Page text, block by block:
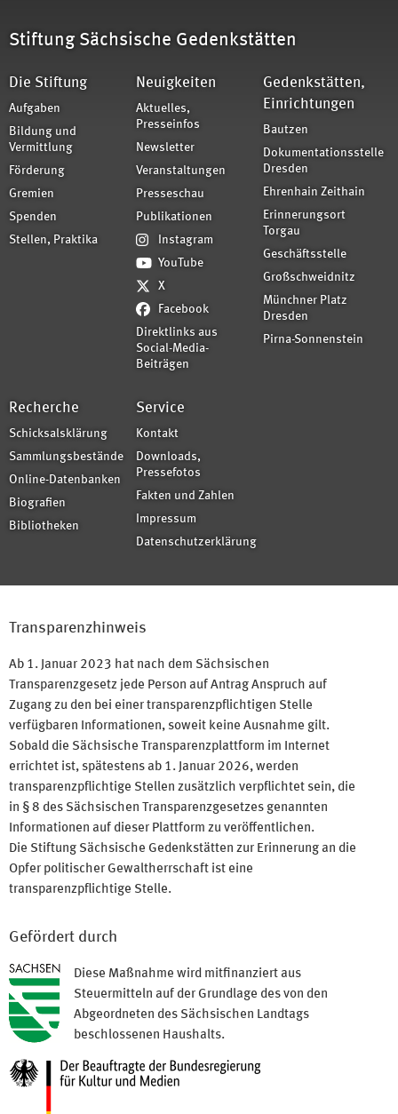
Stiftung Sächsische Gedenkstätten
Die Stiftung
Aufgaben
Bildung und
Vermittlung
Förderung
Gremien
Spenden
Stellen, Praktika
Neuigkeiten
Aktuelles,
Presseinfos
Newsletter
Veranstaltungen
Presseschau
Publikationen
Instagram
YouTube
X
Facebook
Direktlinks aus
Social-Media-
Beiträgen
Gedenkstätten,
Einrichtungen
Bautzen
Dokumentationsstelle
Dresden
Ehrenhain Zeithain
Erinnerungsort
Torgau
Geschäftsstelle
Großschweidnitz
Münchner Platz
Dresden
Pirna-Sonnenstein
Recherche
Schicksalsklärung
Sammlungsbestände
Online-Datenbanken
Biografien
Bibliotheken
Service
Kontakt
Downloads,
Pressefotos
Fakten und Zahlen
Impressum
Datenschutzerklärung
Transparenzhinweis
Ab 1. Januar 2023 hat nach dem Sächsischen
Transparenzgesetz jede Person auf Antrag Anspruch auf
Zugang zu den bei einer transparenzpflichtigen Stelle
verfügbaren Informationen, soweit keine Ausnahme gilt.
Sobald die Sächsische Transparenzplattform im Internet
errichtet ist, spätestens ab 1. Januar 2026, werden
transparenzpflichtige Stellen zusätzlich verpflichtet sein, die
in § 8 des Sächsischen Transparenzgesetzes genannten
Informationen auf dieser Plattform zu veröffentlichen.
Die Stiftung Sächsische Gedenkstätten zur Erinnerung an die
Opfer politischer Gewaltherrschaft ist eine
transparenzpflichtige Stelle.
Gefördert durch
Diese Maßnahme wird mitfinanziert aus
Steuermitteln auf der Grundlage des von den
Abgeordneten des Sächsischen Landtags
beschlossenen Haushalts.